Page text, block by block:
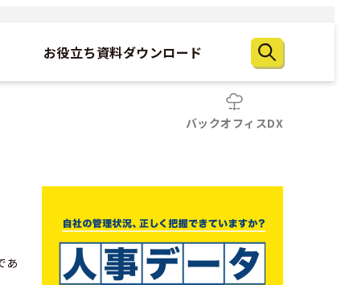
お役立ち資料ダウンロード
バックオフィスDX
あ